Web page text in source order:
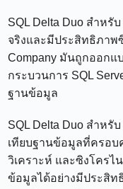
SQL Delta Duo สำหรั
จริงและมีประสิทธิภาพ
Company มันถูกออก
กระบวนการ SQL
ฐานข้อมูล
SQL Delta Duo สำหรั
เทียบฐานข้อมูลที่ครอบ
วิเคราะห์ และซิงโครไ
ข้อมูลได้อย่างมีประสิท